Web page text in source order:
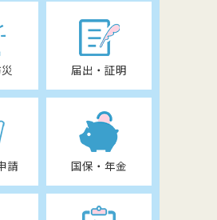
届出・証明
請 国保・年金